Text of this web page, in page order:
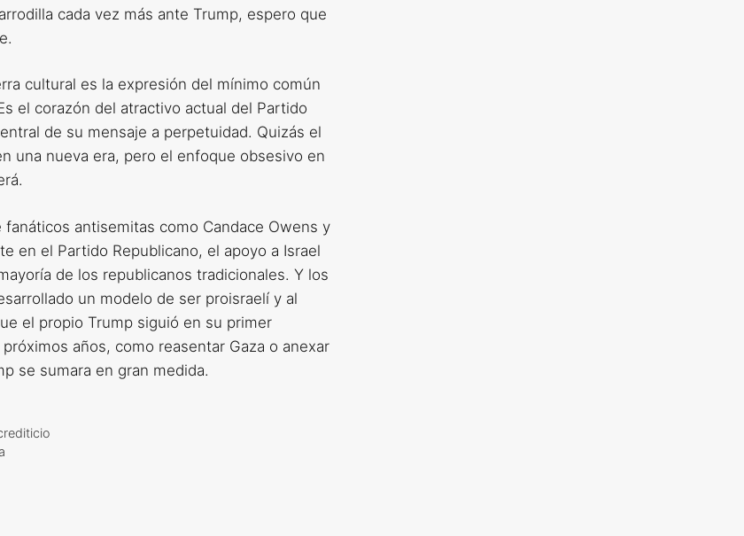
cada vez más ante Trump, espero que
cultural es la expresión del mínimo común
el corazón del atractivo actual del Partido
de su mensaje a perpetuidad. Quizás el
una nueva era, pero el enfoque obsesivo en
antisemitas como Candace Owens y
en el Partido Republicano, el apoyo a Israel
de los republicanos tradicionales. Y los
un modelo de ser proisraelí y al
el propio Trump siguió en su primer
años, como reasentar Gaza o anexar
se sumara en gran medida.